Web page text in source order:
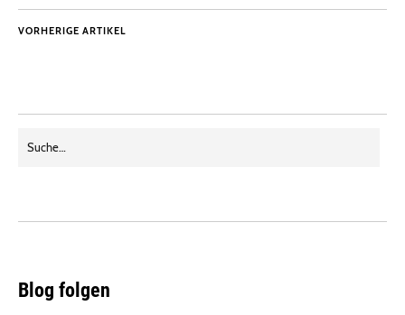
VORHERIGE ARTIKEL
Blog folgen